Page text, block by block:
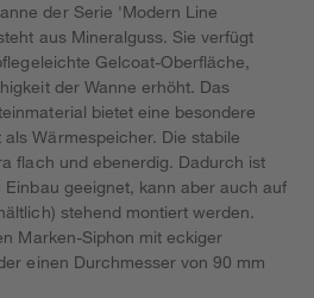
der Serie 'Modern Line
aus Mineralguss. Sie verfügt
Gelcoat-Oberfläche,
der Wanne erhöht. Das
bietet eine besondere
Wärmespeicher. Die stabile
flach und ebenerdig. Dadurch ist
geeignet, kann aber auch auf
stehend montiert werden.
Marken-Siphon mit eckiger
einen Durchmesser von 90 mm